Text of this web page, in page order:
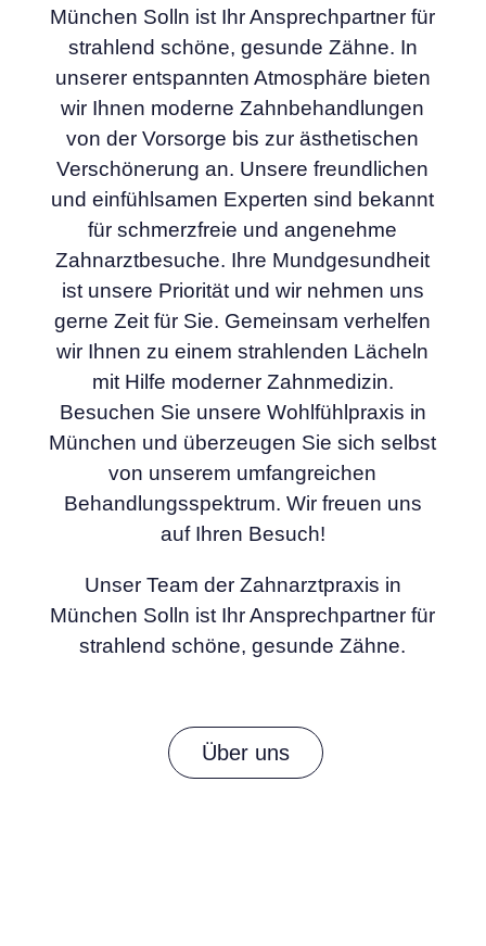
München Solln ist Ihr Ansprechpartner für
strahlend schöne, gesunde Zähne. In
unserer entspannten Atmosphäre bieten
wir Ihnen moderne Zahnbehandlungen
von der Vorsorge bis zur ästhetischen
Verschönerung an. Unsere freundlichen
und einfühlsamen Experten sind bekannt
für schmerzfreie und angenehme
Zahnarztbesuche. Ihre Mundgesundheit
ist unsere Priorität und wir nehmen uns
gerne Zeit für Sie. Gemeinsam verhelfen
wir Ihnen zu einem strahlenden Lächeln
mit Hilfe moderner Zahnmedizin.
Besuchen Sie unsere Wohlfühlpraxis in
München und überzeugen Sie sich selbst
von unserem umfangreichen
Behandlungsspektrum. Wir freuen uns
auf Ihren Besuch!
Unser Team der Zahnarztpraxis in
München Solln ist Ihr Ansprechpartner für
strahlend schöne, gesunde Zähne.
Über uns